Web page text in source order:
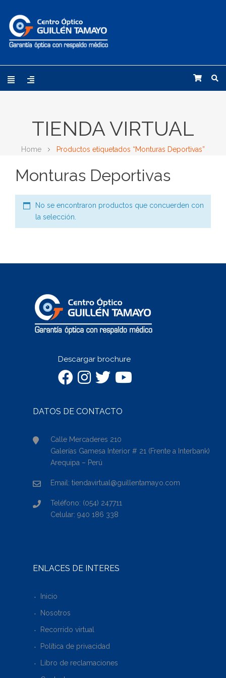
TIENDA VIRTUAL
Home Productos etiquetados “Monturas Deportivas”
Monturas Deportivas
No se encontraron productos que concuerden con
la selección.
Descargar brochure
DATOS DE CONTACTO
Calle Mercaderes 210
Galerías Gamesa Interior # 21 (Frente a Interbank)
Arequipa – Perú
Email: tiendavirtual@guillentamayo.com
Teléfono: (054) 247711
Celular: 940 186 338
ENLACES DE INTERÉS
Inicio
Nosotros
Recorrido virtual
Política de privacidad
Libro de reclamaciones